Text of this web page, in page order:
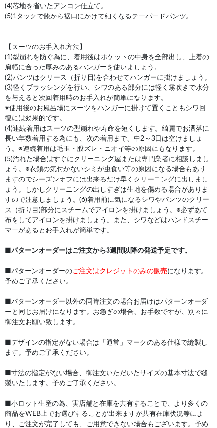
(4)芯地を省いたアンコン仕立て。
(5)1タックで膝から裾口にかけて細くなるテーパードパンツ。
【スーツのお手入れ方法】
(1)型崩れを防ぐ為に、着用後はポケットの中身を全部出し、上着の
肩幅に合った厚みのあるハンガーを使いましょう。
(2)パンツはクリース（折り目)を合わせてハンガーに掛けましょう。
(3)軽くブラッシングを行い、シワのある部分には軽く霧吹きで水分
を与えると次回着用時のお手入れが簡単になります。
※使用後のお風呂場にスーツをハンガーに掛けて置くこともシワ回
復には効果的です。
(4)連続着用はスーツの型崩れや寿命を短くします。綺麗でお洒落に
長い年数着用する為にも、次の着用まで、中2～3日は空けましょ
う。※連続着用は毛玉・股ズレ・ニオイ等の原因にもなります。
(5)汚れた場合はすぐにクリーニング屋または専門業者に相談しまし
ょう。※衣類の気付かないシミが虫食い等の原因になる場合もあり
ますのでシーズンオフには出来るだけ早くクリーニングに出しまし
ょう。しかしクリーニングの出しすぎは生地を傷める場合がありま
すので注意しましょう。(6)着用前に気になるシワやパンツのクリー
ス（折り目)部分にスチームでアイロンを掛けましょう。※必ずあて
布をしてアイロンを掛けましょう。また、シワなどはハンドスチー
マーがあるとお手入れが簡単です。
パターンオーダーはご注文から3週間以降の発送予定です。
■パターンオーダーのご注文はクレジットのみの販売になります。
予めご了承ください。
■パターンオーダー以外の同時注文の場合お届けはパターンオーダ
ーと同じお届けになります。お急ぎの場合、お手数ですが、別々に
御注文お願い致します。
■デザインの指定がない場合は「通常」マークのある仕様で縫製し
ます。予めご了承ください。
■寸法の指定がない場合、御注文いただいたサイズの基本寸法で縫
製いたします。予めご了承ください。
■小ロット生産の為、実店舗と在庫を共有することで、より多くの
商品をWEB上でお選びすることが出来ますが共有在庫状況等によ
り、ご注文が完了しても、ご用意できない場合もございます。予め